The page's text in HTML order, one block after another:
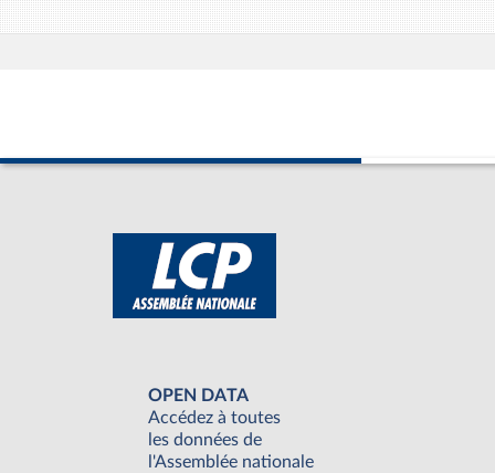
OPEN DATA
Accédez à toutes
les données de
l'Assemblée nationale